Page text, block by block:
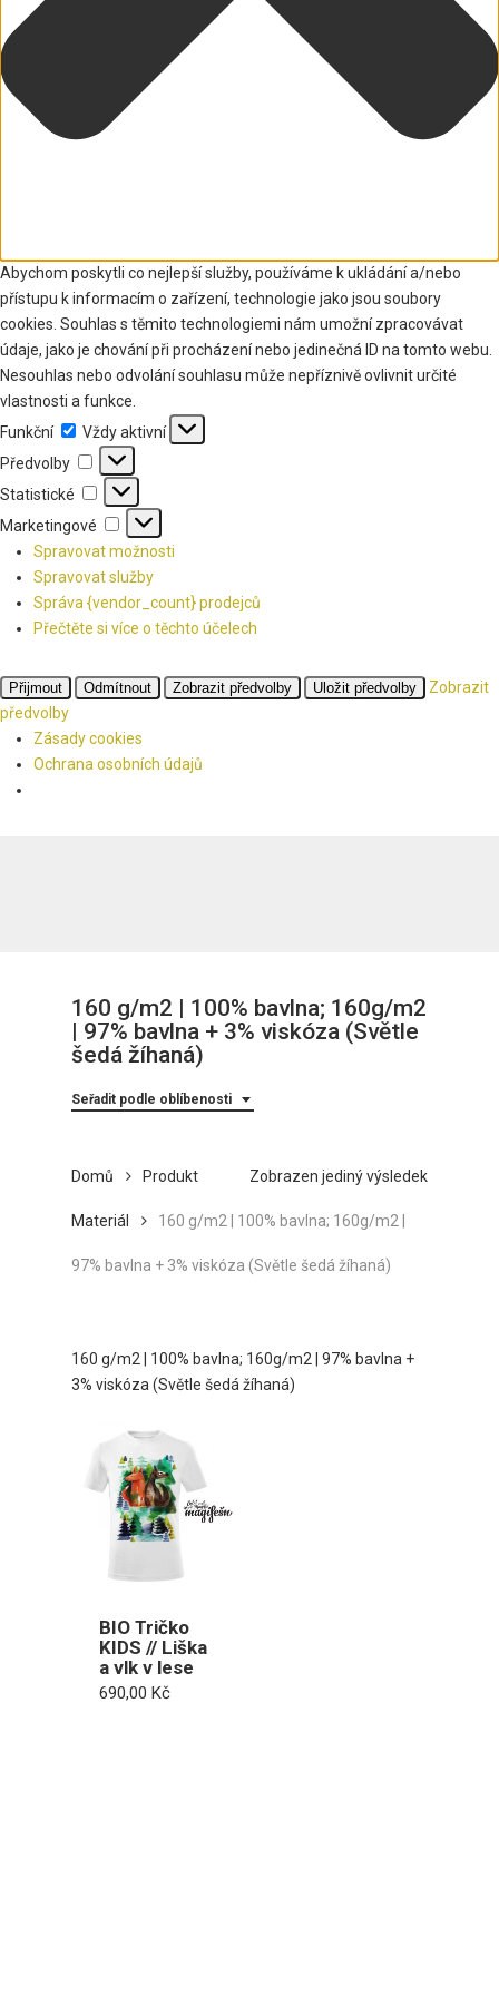
Abychom poskytli co nejlepší služby, používáme k ukládání a/nebo
přístupu k informacím o zařízení, technologie jako jsou soubory
cookies. Souhlas s těmito technologiemi nám umožní zpracovávat
údaje, jako je chování při procházení nebo jedinečná ID na tomto webu.
Nesouhlas nebo odvolání souhlasu může nepříznivě ovlivnit určité
vlastnosti a funkce.
Funkční
Funkční
Vždy aktivní
Předvolby
Předvolby
Statistické Statistické
Marketingové
Marketingové
Spravovat možnosti
Spravovat služby
Správa {vendor_count} prodejců
Přečtěte si více o těchto účelech
Přijmout Odmítnout Zobrazit předvolby Uložit předvolby
Zobrazit
předvolby
Zásady cookies
Ochrana osobních údajů
160 g/m2 | 100% bavlna; 160g/m2
| 97% bavlna + 3% viskóza (Světle
šedá žíhaná)
Seřadit podle oblíbenosti
Zobrazen jediný výsledek
Domů Produkt
Materiál 160 g/m2 | 100% bavlna; 160g/m2 |
97% bavlna + 3% viskóza (Světle šedá žíhaná)
160 g/m2 | 100% bavlna; 160g/m2 | 97% bavlna +
3% viskóza (Světle šedá žíhaná)
BIO Tričko
KIDS // Liška
a vlk v lese
690,00 Kč